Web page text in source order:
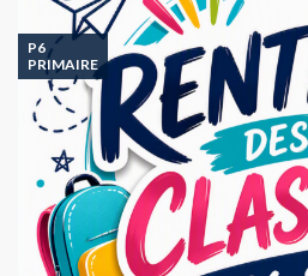
P6
PRIMAIRE